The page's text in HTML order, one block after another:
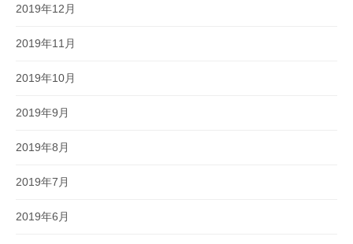
2019年12月
2019年11月
2019年10月
2019年9月
2019年8月
2019年7月
2019年6月